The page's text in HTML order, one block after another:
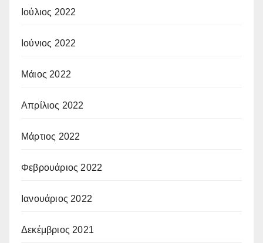
Ιούλιος 2022
Ιούνιος 2022
Μάιος 2022
Απρίλιος 2022
Μάρτιος 2022
Φεβρουάριος 2022
Ιανουάριος 2022
Δεκέμβριος 2021